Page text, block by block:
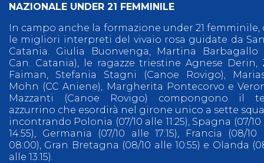
NAZIONALE UNDER 21 FEMMINILE
In campo anche la formazione under 21 femminile,
le migliori interpreti del vivaio rosa guidate da
Catania. Giulia Buonvenga, Martina Barbagallo
Can. Catania), le ragazze triestine Agnese Derin,
Faiman, Stefania Stagni (Canoe Rovigo),
Mohn (CC Aniene), Margherita Pontecorvo e
Mazzanti (Canoe Rovigo) compongono il
azzurrino che esordirà nel girone unico a sette
incontrando Polonia (07/10 alle 11:25), Spagna (07/10
14:55), Germania (07/10 alle 17:15), Francia (08/10
08:00), Gran Bretagna (08/10 alle 10:55) e Olanda
alle 13:15).